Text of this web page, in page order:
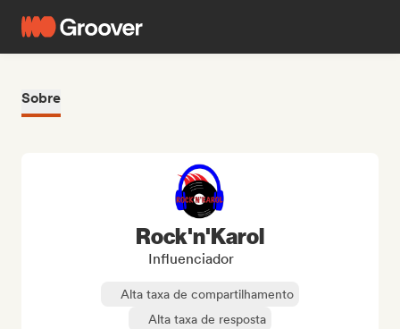
Sobre
Rock'n'Karol
Influenciador
Alta taxa de compartilhamento
Alta taxa de resposta